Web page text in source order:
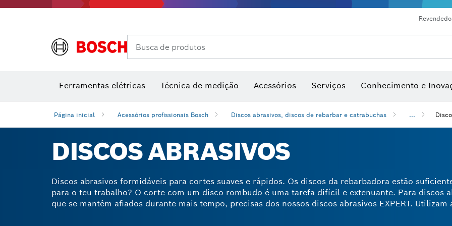
Busca de produtos
Ferramentas elétricas Técnica de medição Acessórios Serviços Conhecimento e
Página inicial Acessórios profissionais Bosch Discos abrasivos, discos de rebarbar e catrabuchas ...
DISCOS ABRASIVOS
Discos abrasivos formidáveis para cortes suaves e rápidos. Os discos da rebarbadora estão
para o teu trabalho? O corte com um disco rombudo é uma tarefa difícil e extenuante. Para discos
que se mantêm afiados durante mais tempo, precisas dos nossos discos abrasivos EXPERT. Utilizam